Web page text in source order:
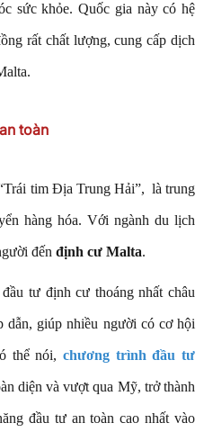
sức khỏe. Quốc gia này có hệ
rất chất lượng, cung cấp dịch
toàn
tim Địa Trung Hải”, là trung
hàng hóa. Với ngành du lịch
đến định cư Malta.
tư định cư thoáng nhất châu
giúp nhiều người có cơ hội
thể nói, chương trình đầu tư
diện và vượt qua Mỹ, trở thành
đầu tư an toàn cao nhất vào